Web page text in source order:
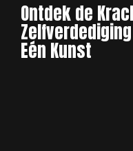
Ontdek de
Eén Kunst